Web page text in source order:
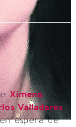
Ximena
Valladares,
espera de